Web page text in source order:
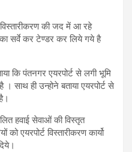
विस्तारीकरण की जद में आ रहे
का सर्वे कर टेण्डर कर लिये गये है
कि पंतनगर एयरपोर्ट से लगी भूमि
। साथ ही उन्होने बताया एयरपोर्ट से
हवाई सेवाओं की विस्तृत
को एयरपोर्ट विस्तारीकरण कार्यो